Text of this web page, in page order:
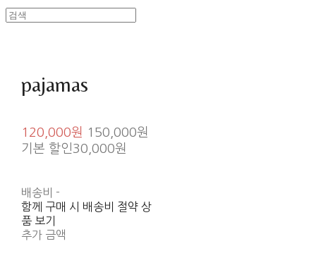
pajamas
120,000원
150,000원
기본 할인30,000원
배송비 -
함께 구매 시 배송비 절약 상
품 보기
추가 금액